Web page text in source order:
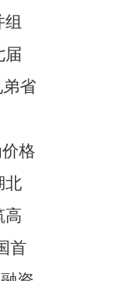
届
省
格
北
高
首